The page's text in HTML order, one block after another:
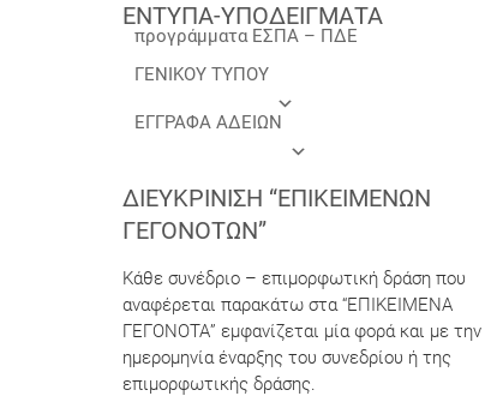
προγράμματα ΕΣΠΑ – ΠΔΕ
ΕΝΤΥΠΑ-ΥΠΟΔΕΙΓΜΑΤΑ
ΓΕΝΙΚΟΥ ΤΥΠΟΥ
ΕΓΓΡΑΦΑ ΑΔΕΙΩΝ
ΔΙΕΥΚΡΊΝΙΣΗ “ΕΠΙΚΕΊΜΕΝΩΝ
ΓΕΓΟΝΌΤΩΝ”
Κάθε συνέδριο – επιμορφωτική δράση που
αναφέρεται παρακάτω στα “ΕΠΙΚΕΙΜΕΝΑ
ΓΕΓΟΝΟΤΑ” εμφανίζεται μία φορά και με την
ημερομηνία έναρξης του συνεδρίου ή της
επιμορφωτικής δράσης.